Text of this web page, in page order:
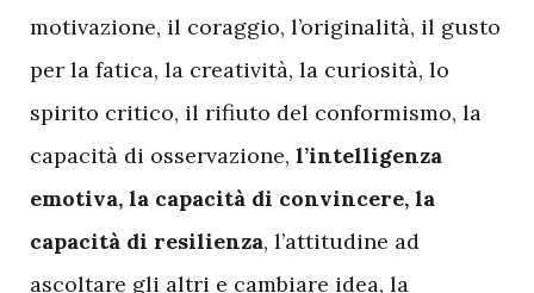
motivazione, il coraggio, l’originalità, il gusto
per la fatica, la creatività, la curiosità, lo
spirito critico, il rifiuto del conformismo, la
capacità di osservazione, l’intelligenza
emotiva, la capacità di convincere, la
capacità di resilienza, l’attitudine ad
ascoltare gli altri e cambiare idea, la